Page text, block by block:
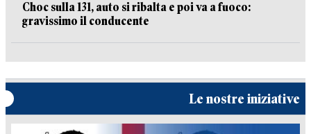
Choc sulla 131, auto si ribalta e poi va a fuoco:
gravissimo il conducente
Le nostre iniziative